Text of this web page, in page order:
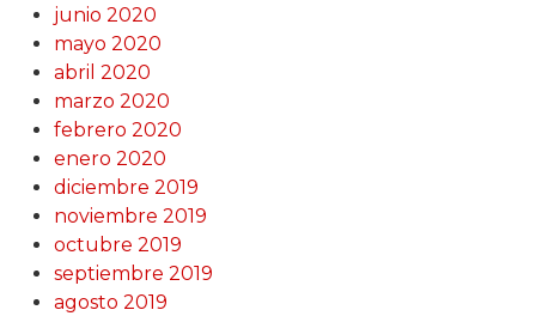
junio 2020
mayo 2020
abril 2020
marzo 2020
febrero 2020
enero 2020
diciembre 2019
noviembre 2019
octubre 2019
septiembre 2019
agosto 2019